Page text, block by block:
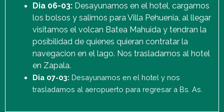
Dia 06-03:Desayunamos en el hotel, cargamos
los bolsos y salimos para Villa Pehuenia, al llegar
visitamos el volcan Batea Mahuida y tendran la
posibilidad de quienes quieran contratar la
navegacion en el lago. Nos trasladamos al hotel
en Zapala.
Dia 07-03: Desayunamos en el hotel y nos
trasladamos al aeropuerto para regresar a Bs. As.